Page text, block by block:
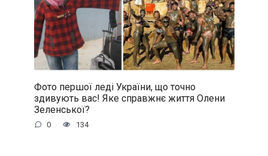
Фото першої леді України, що точно
здивують вас! Яке справжнє життя Олени
Зеленської?
0 134